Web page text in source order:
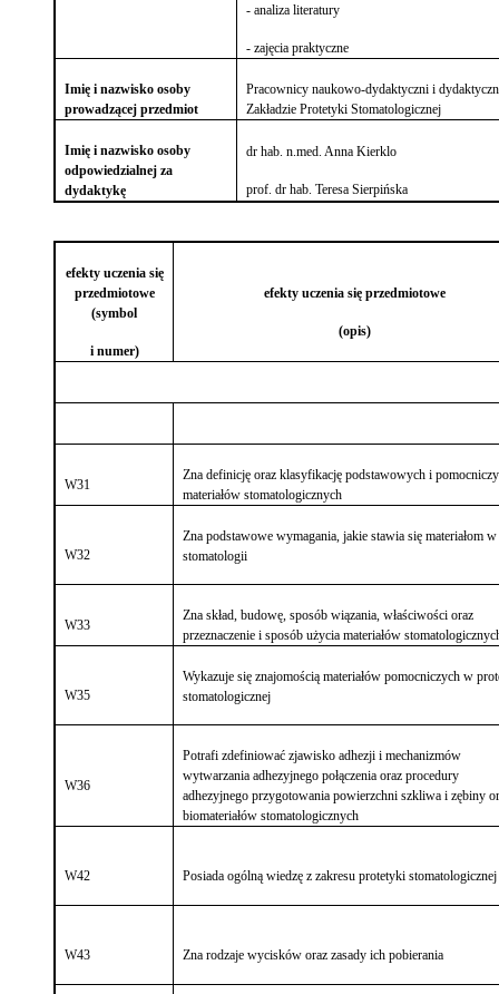
- analiza literatury
- zajęcia praktyczne
Imię i nazwisko osoby
prowadzącej przedmiot
Pracownicy naukowo-dydaktyczni i
Zakładzie Protetyki Stomatologicznej
Imię i nazwisko osoby
odpowiedzialnej za
dydaktykę
dr hab. n.med. Anna Kierklo
prof. dr hab.Teresa Sierpińska
efekty uczenia się
przedmiotowe
(symbol
i numer)
efekty uczenia się przedmiotowe
(opis)
W31
Zna definicję oraz klasyfikację podstawowych i
materiałów stomatologicznych
W32
Zna podstawowe wymagania, jakie stawia się materiałom w
stomatologii
W33
Zna skład, budowę, sposób wiązania, właściwości oraz
przeznaczenie i sposób użycia materiałów
W35
Wykazuje się znajomością materiałów pomocniczych w
stomatologicznej
W36
Potrafi zdefiniować zjawisko adhezji i mechanizmów
wytwarzania adhezyjnego połączenia oraz procedury
adhezyjnego przygotowania powierzchni szkliwa i zębiny
biomateriałów stomatologicznych
W42 Posiada ogólną wiedzę z zakresu protetyki stomatologicznej
W43 Zna rodzaje wycisków oraz zasady ich pobierania